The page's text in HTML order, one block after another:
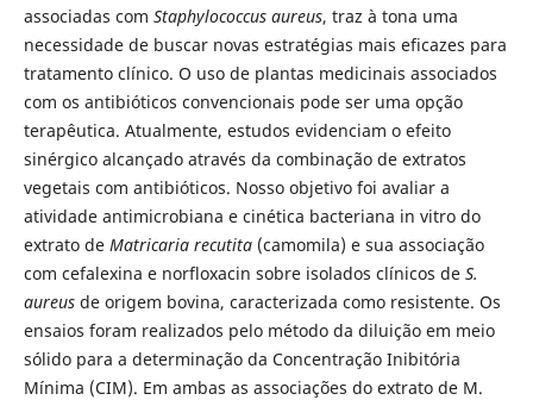
associadas com Staphylococcus aureus, traz à tona uma
necessidade de buscar novas estratégias mais eficazes para
tratamento clínico. O uso de plantas medicinais associados
com os antibióticos convencionais pode ser uma opção
terapêutica. Atualmente, estudos evidenciam o efeito
sinérgico alcançado através da combinação de extratos
vegetais com antibióticos. Nosso objetivo foi avaliar a
atividade antimicrobiana e cinética bacteriana in vitro do
extrato de Matricaria recutita(camomila) e sua associação
com cefalexina e norfloxacin sobre isolados clínicos de S.
aureusde origem bovina, caracterizada como resistente. Os
ensaios foram realizados pelo método da diluição em meio
sólido para a determinação da Concentração Inibitória
Mínima (CIM). Em ambas as associações do extrato de M.